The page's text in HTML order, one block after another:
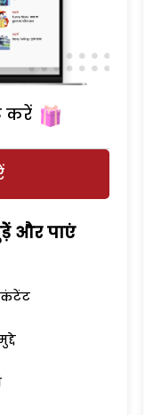
करें
और पाएं
कंटेंट